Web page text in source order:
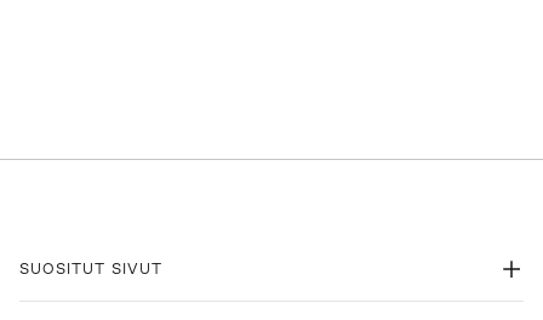
SUOSITUT SIVUT